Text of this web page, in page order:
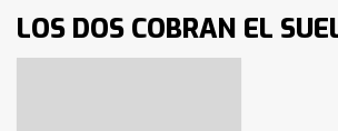
LOS DOS COBRAN EL